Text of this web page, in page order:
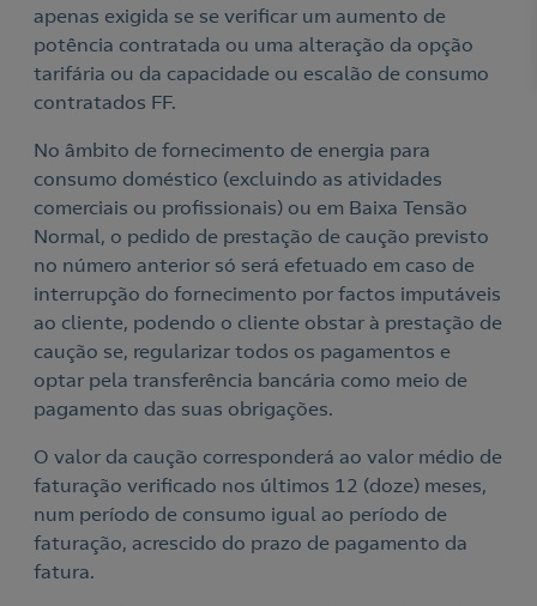
apenas exigida se se verificar um aumento de
potência contratada ou uma alteração da opção
tarifária ou da capacidade ou escalão de consumo
contratados FF.
No âmbito de fornecimento de energia para
consumo doméstico (excluindo as atividades
comerciais ou profissionais) ou em Baixa Tensão
Normal, o pedido de prestação de caução previsto
no número anterior só será efetuado em caso de
interrupção do fornecimento por factos imputáveis
ao cliente, podendo o cliente obstar à prestação de
caução se, regularizar todos os pagamentos e
optar pela transferência bancária como meio de
pagamento das suas obrigações.
O valor da caução corresponderá ao valor médio de
faturação verificado nos últimos 12 (doze) meses,
num período de consumo igual ao período de
faturação, acrescido do prazo de pagamento da
fatura.